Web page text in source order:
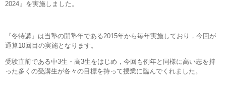
2024』を実施しました。
『冬特講』は当塾の開塾年である2015年から毎年実施しており，今回が
通算10回目の実施となります。
受験直前である中3生・高3生をはじめ，今回も例年と同様に高い志を持
った多くの受講生が各々の目標を持って授業に臨んでくれました。